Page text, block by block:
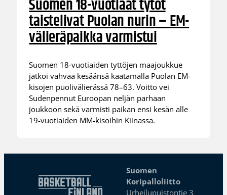
Suomen 18-vuotiaat tytöt
taistelivat Puolan nurin – EM-
välieräpaikka varmistui
Suomen 18-vuotiaiden tyttöjen maajoukkue
jatkoi vahvaa kesäänsä kaatamalla Puolan EM-
kisojen puolivälierässä 78–63. Voitto vei
Sudenpennut Euroopan neljän parhaan
joukkoon sekä varmisti paikan ensi kesän alle
19-vuotiaiden MM-kisoihin Kiinassa.
Suomen
Koripalloliitto
Urheilupuistontie 3